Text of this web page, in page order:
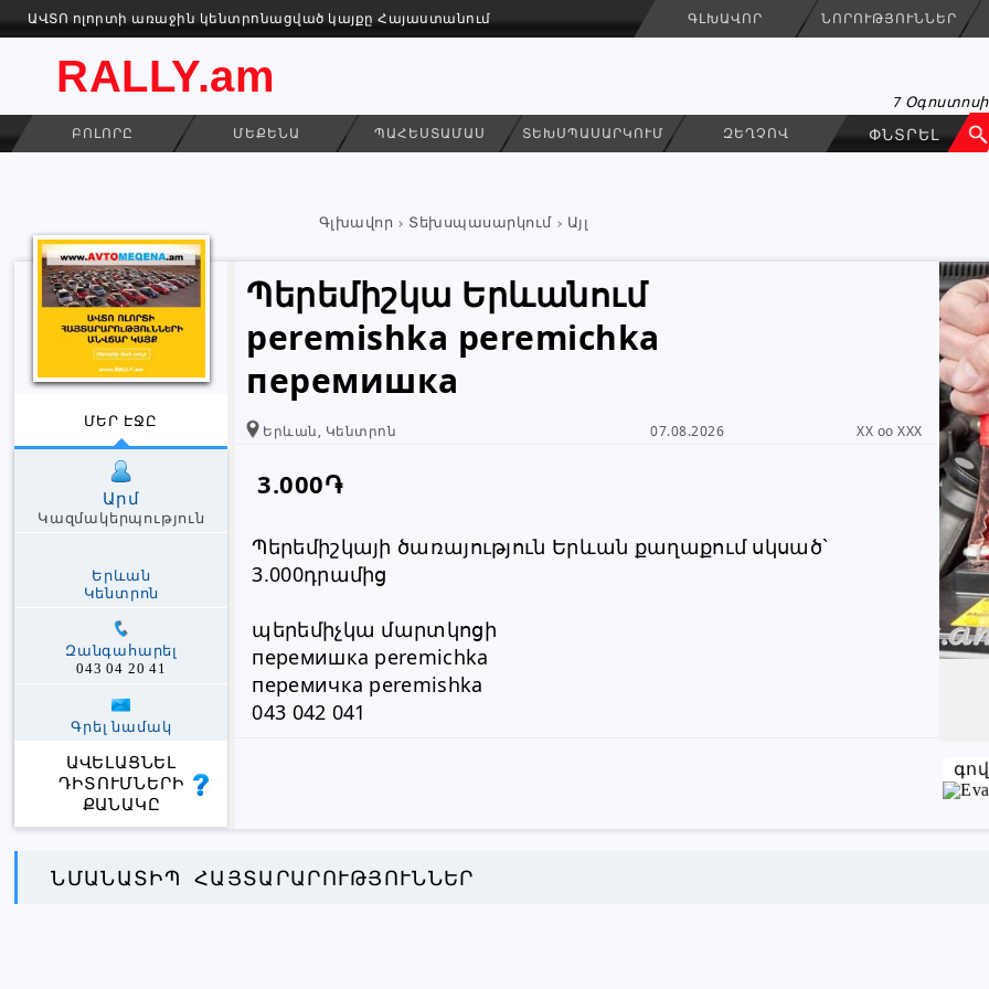
ԱՎՏՈ ոլորտի առաջին կենտրոնացված կայքը Հայաստանում ԳԼԽԱՎՈՐ ՆՈՐՈՒԹՅՈՒՆՆԵՐ
RALLY.am
7
ԲՈԼՈՐԸ ՄԵՔԵՆԱ ՊԱՀԵՍՏԱՄԱՍ ՏԵԽՍՊԱՍԱՐԿՈՒՄ ԶԵՂՉՈՎ
Գլխավոր Տեխսպասարկում Այլ
Պերեմիշկա Երևանում
peremishka peremichka
перемишка
Երևան, Կենտրոն 07.08.2026 XX oo XXX
3.000֏
Պերեմիշկայի ծառայություն Երևան քաղաքում սկսած`
3.000դրամից
պերեմիչկա մարտկոցի
перемишка peremichka
перемичка peremishka
043 042 041
ՄԵՐ ԷՋԸ
Արմ
Կազմակերպություն
Երևան
Կենտրոն
Զանգահարել
043 04 20 41
Գրել նամակ
ԱՎԵԼԱՑՆԵԼ
ԴԻՏՈՒՄՆԵՐԻ
ՔԱՆԱԿԸ
Խնդրում ենք բաժանորդին
տեղեկացնել, որ իր տվյալները
ՆՄԱՆԱՏԻՊ ՀԱՅՏԱՐԱՐՈՒԹՅՈՒՆՆԵՐ